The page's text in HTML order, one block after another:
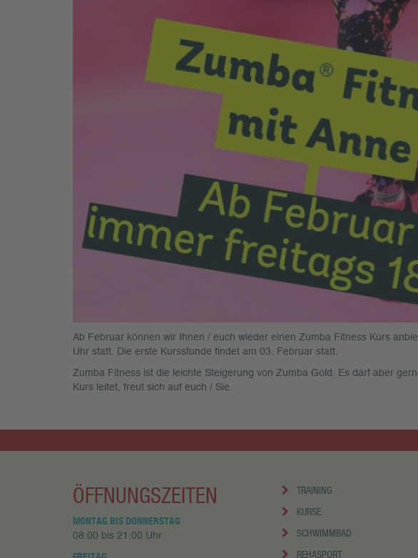
Ab Februar können wir Ihnen / euch wieder einen Zumba Fitness Kurs
Uhr statt. Die erste Kursstunde findet am 03. Februar statt.
Zumba Fitness ist die leichte Steigerung von Zumba Gold. Es darf aber
Kurs leitet, freut sich auf euch / Sie.
TRAINING
KURSE
SCHWIMMBAD
REHASPORT
ÖFFNUNGSZEITEN
MONTAG BIS DONNERSTAG
08:00 bis 21:00 Uhr